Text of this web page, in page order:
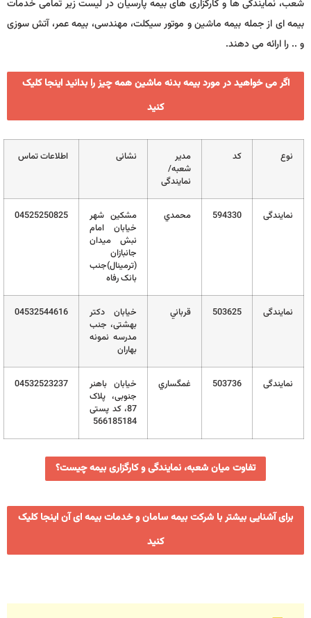
شعب، نمایندگی ها و کارگزاری های بیمه پارسیان در لیست زیر تمامی خدمات
بیمه ای از جمله بیمه ماشین و موتور سیکلت، مهندسی، بیمه عمر، آتش سوزی
و .. را ارائه می دهند.
اگر می خواهید در مورد بیمه بدنه ماشین همه چیز را بدانید اینجا کلیک
کنید
نوع کد
مدیر
شعبه/
نمایندگی
نشانی اطلاعات تماس
نمایندگی 594330 محمدي
مشکین شهر
خیابان امام
نبش میدان
جانبازان
(ترمینال)جنب
بانک رفاه
04525250825
نمایندگی 503625 قرباني
خیابان دکتر
بهشتی، جنب
مدرسه نمونه
بهاران
04532544616
نمایندگی 503736 غمگساري
خیابان باهنر
جنوبی، پلاک
87، کد پستی
566185184
04532523237
تفاوت میان شعبه، نمایندگی و کارگزاری بیمه چیست؟
برای آشنایی بیشتر با شرکت بیمه سامان و خدمات بیمه ای آن اینجا کلیک
کنید